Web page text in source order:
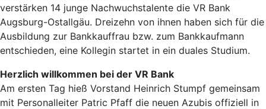
verstärken 14 junge Nachwuchstalente die VR Bank
Augsburg-Ostallgäu. Dreizehn von ihnen haben sich für die
Ausbildung zur Bankkauffrau bzw. zum Bankkaufmann
entschieden, eine Kollegin startet in ein duales Studium.
Herzlich willkommen bei der VR Bank
Am ersten Tag hieß Vorstand Heinrich Stumpf gemeinsam
mit Personalleiter Patric Pfaff die neuen Azubis offiziell in